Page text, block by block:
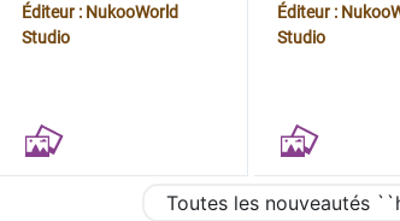
Éditeur : NukooWorld
Studio
Éditeur :
Studio
Toutes les nouveautés